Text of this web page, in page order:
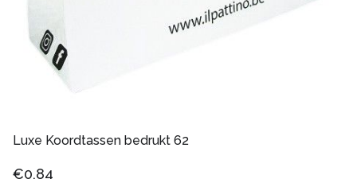
Luxe Koordtassen bedrukt 62
€0,84